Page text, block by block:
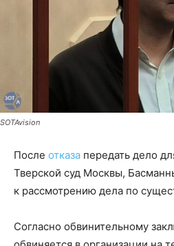
SOTAvision
После отказа передать дело
Тверской суд Москвы,
к рассмотрению дела по
Согласно обвинительному